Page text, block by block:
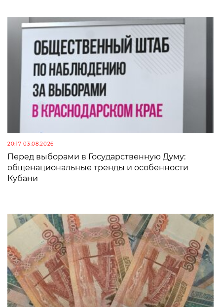
20:17 03.08.2026
Перед выборами в Государственную Думу:
общенациональные тренды и особенности
Кубани